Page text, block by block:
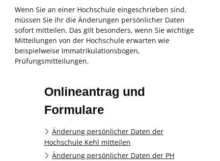
Wenn Sie an einer Hochschule eingeschrieben sind,
müssen Sie ihr die Änderungen persönlicher Daten
sofort mitteilen. Das gilt besonders, wenn Sie wichtige
Mitteilungen von der Hochschule erwarten wie
beispielweise Immatrikulationsbogen,
Prüfungsmitteilungen.
Onlineantrag und
Formulare
Änderung persönlicher Daten der
Hochschule Kehl mitteilen
Änderung persönlicher Daten der PH